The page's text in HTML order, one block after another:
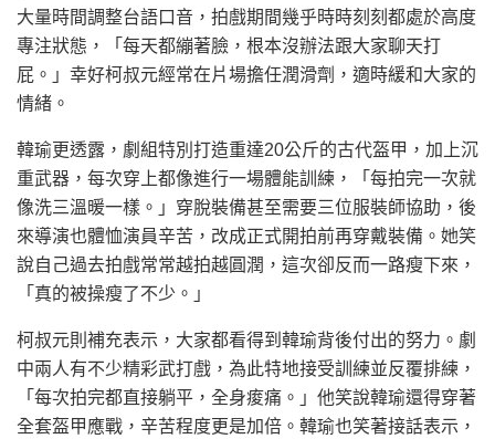
大量時間調整台語口音，拍戲期間幾乎時時刻刻都處於高度
專注狀態，「每天都繃著臉，根本沒辦法跟大家聊天打
屁。」幸好柯叔元經常在片場擔任潤滑劑，適時緩和大家的
情緒。
韓瑜更透露，劇組特別打造重達20公斤的古代盔甲，加上沉
重武器，每次穿上都像進行一場體能訓練，「每拍完一次就
像洗三溫暖一樣。」穿脫裝備甚至需要三位服裝師協助，後
來導演也體恤演員辛苦，改成正式開拍前再穿戴裝備。她笑
說自己過去拍戲常常越拍越圓潤，這次卻反而一路瘦下來，
「真的被操瘦了不少。」
柯叔元則補充表示，大家都看得到韓瑜背後付出的努力。劇
中兩人有不少精彩武打戲，為此特地接受訓練並反覆排練，
「每次拍完都直接躺平，全身痠痛。」他笑說韓瑜還得穿著
全套盔甲應戰，辛苦程度更是加倍。韓瑜也笑著接話表示，